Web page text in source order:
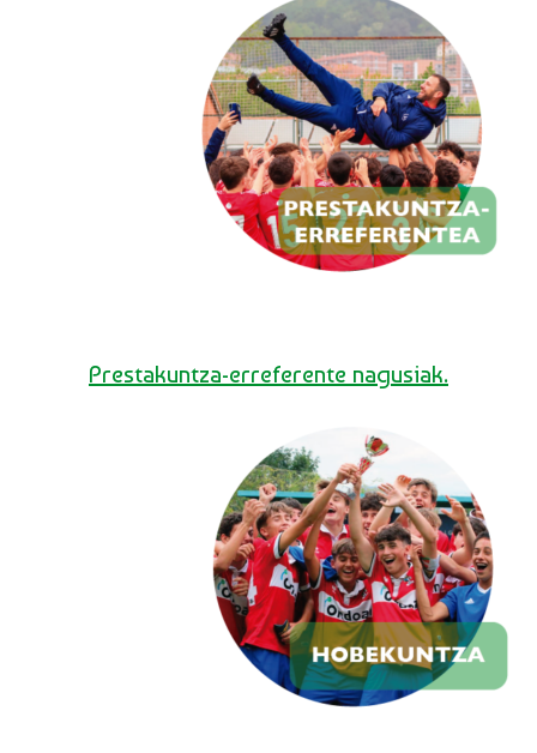
Prestakuntza-erreferente nagusiak.